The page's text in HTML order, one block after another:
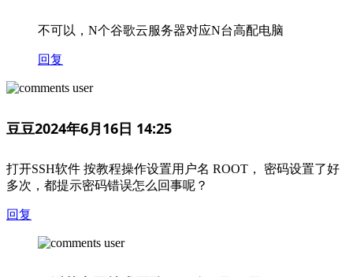
不可以，N个谷歌云服务器对应N台高配电脑
回复
豆豆2024年6月16日 14:25
打开SSH软件 按教程操作设置用户名 ROOT， 密码设置了好
多次，都提示密码错误怎么回事呢？
回复